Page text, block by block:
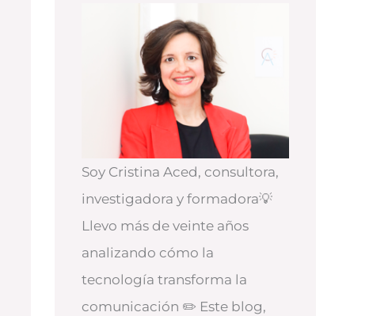
Soy Cristina Aced, consultora,
investigadora y formadora💡
Llevo más de veinte años
analizando cómo la
tecnología transforma la
comunicación ✏️ Este blog,